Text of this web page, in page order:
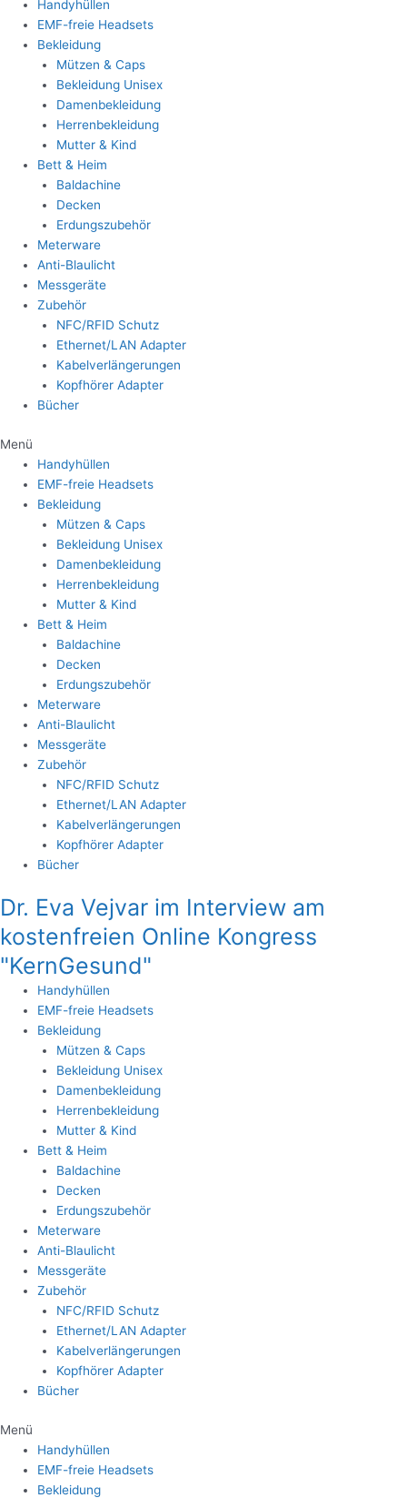
Handyhüllen
EMF-freie Headsets
Bekleidung
Mützen & Caps
Bekleidung Unisex
Damenbekleidung
Herrenbekleidung
Mutter & Kind
Bett & Heim
Baldachine
Decken
Erdungszubehör
Meterware
Anti-Blaulicht
Messgeräte
Zubehör
NFC/RFID Schutz
Ethernet/LAN Adapter
Kabelverlängerungen
Kopfhörer Adapter
Bücher
Menü
Handyhüllen
EMF-freie Headsets
Bekleidung
Mützen & Caps
Bekleidung Unisex
Damenbekleidung
Herrenbekleidung
Mutter & Kind
Bett & Heim
Baldachine
Decken
Erdungszubehör
Meterware
Anti-Blaulicht
Messgeräte
Zubehör
NFC/RFID Schutz
Ethernet/LAN Adapter
Kabelverlängerungen
Kopfhörer Adapter
Bücher
Dr. Eva Vejvar im Interview am
kostenfreien Online Kongress
"KernGesund"
Handyhüllen
EMF-freie Headsets
Bekleidung
Mützen & Caps
Bekleidung Unisex
Damenbekleidung
Herrenbekleidung
Mutter & Kind
Bett & Heim
Baldachine
Decken
Erdungszubehör
Meterware
Anti-Blaulicht
Messgeräte
Zubehör
NFC/RFID Schutz
Ethernet/LAN Adapter
Kabelverlängerungen
Kopfhörer Adapter
Bücher
Menü
Handyhüllen
EMF-freie Headsets
Bekleidung